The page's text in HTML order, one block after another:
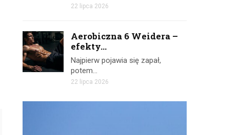
22 lipca 2026
Aerobiczna 6 Weidera –
efekty...
Najpierw pojawia się zapał,
potem…
22 lipca 2026